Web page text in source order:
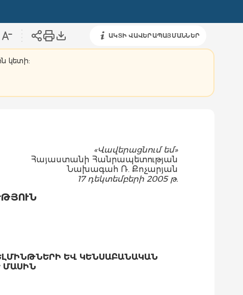
ԱԿՏԻ ՎԱՎԵՐԱՊԱՅՄԱՆՆԵՐ
կետի:
«Վավերացնում եմ»
Հայաստանի Հանրապետության
Նախագահ Ռ. Քոչարյան
17 դեկտեմբերի 2005 թ.
ԵՎ ԿԵՆՍԱԲԱՆԱԿԱՆ
ՄԱՍԻՆ